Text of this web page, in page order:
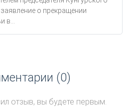
о прекращении
в...
(0)
отзыв, вы будете первым.